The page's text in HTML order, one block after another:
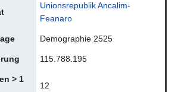
Unionsrepublik Ancalim-
Feanaro
Demographie 2525
115.788.195
> 1
12